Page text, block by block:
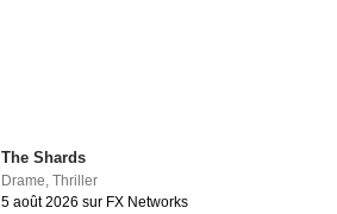
The Shards
Drame ,Thriller
5 août 2026 sur FX Networks